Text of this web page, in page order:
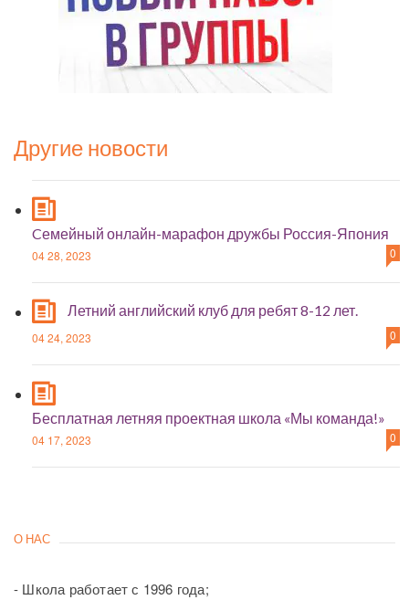
Другие новости
Cемейный онлайн-марафон дружбы Россия-Япония
04 28, 2023 0
Летний английский клуб для ребят 8-12 лет.
04 24, 2023 0
Бесплатная летняя проектная школа «Мы команда!»
04 17, 2023 0
О НАС
- Школа работает с 1996 года;